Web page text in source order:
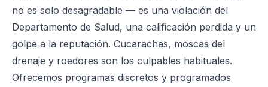
no es solo desagradable — es una violación del
Departamento de Salud, una calificación perdida y un
golpe a la reputación. Cucarachas, moscas del
drenaje y roedores son los culpables habituales.
Ofrecemos programas discretos y programados